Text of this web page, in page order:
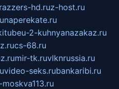
hd.ruz-host.ru
naperekate.ru
2-kuhnyanazakaz.ru
cs-68.ru
mir-tk.ruvlknrussia.ru
video-seks.rubankaribi.ru